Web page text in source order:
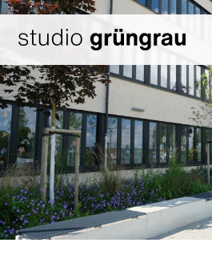
Zum
Inhalt
springen
Startseite